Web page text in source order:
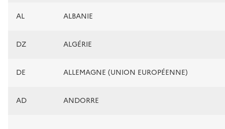
AL ALBANIE
DZ ALGÉRIE
DE ALLEMAGNE (UNION EUROPÉENNE)
AD ANDORRE